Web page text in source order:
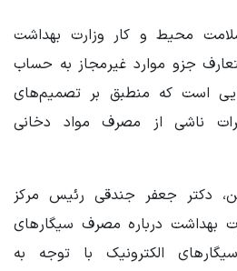
محیط و کار وزارت بهداشت
جزو موارد غیرمجاز به حساب
است که منطبق بر تصمیم‌های
ناشی از مصرف مواد دخانی
دکتر جعفر جندقی رئیس مرکز
بهداشت درباره مصرف سیگارهای
الکترونیک با توجه به